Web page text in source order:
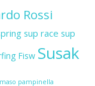
Rossi
sup race sup
Fisw Susak
pampinella